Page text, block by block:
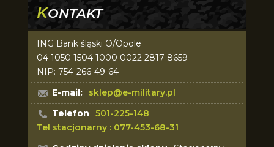
KONTAKT
ING Bank śląski O/Opole
04 1050 1504 1000 0022 2817 8659
NIP: 754-266-49-64
E-mail:
sklep@e-military.pl
Telefon
501-225-148
Tel stacjonarny : 077-453-68-31